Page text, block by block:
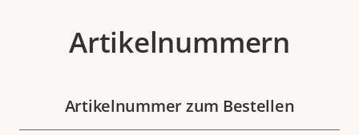
Artikelnummern
Artikelnummer zum Bestellen